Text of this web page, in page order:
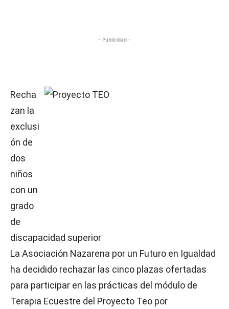
- Publicidad -
Recha
zan la
exclusi
ón de
dos
niños
con un
grado
de
discapacidad superior
La Asociación Nazarena por un Futuro en Igualdad
ha decidido rechazar las cinco plazas ofertadas
para participar en las prácticas del módulo de
Terapia Ecuestre del Proyecto Teo por